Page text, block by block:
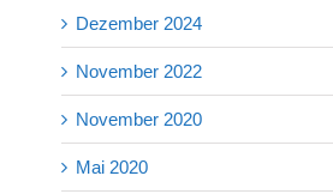
Dezember 2024
November 2022
November 2020
Mai 2020